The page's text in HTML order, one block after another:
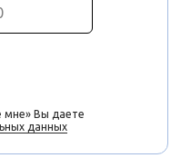
мне» Вы даете
данных